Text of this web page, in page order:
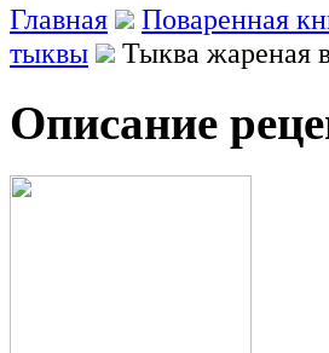
Главная Поваренная
тыквы
Тыква жареная
Описание